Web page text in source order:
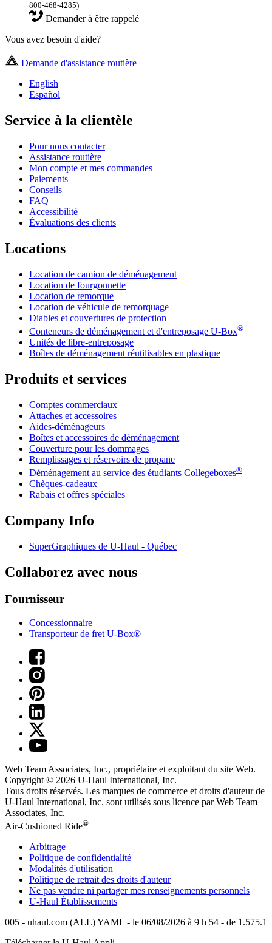
800-468-4285)
Demander à être rappelé
Vous avez besoin d'aide?
Demande d'assistance routière
English
Español
Service à la clientèle
Pour nous contacter
Assistance routière
Mon compte et mes commandes
Paiements
Conseils
FAQ
Accessibilité
Évaluations des clients
Locations
Location de camion de déménagement
Location de fourgonnette
Location de remorque
Location de véhicule de remorquage
Diables et couvertures de protection
Conteneurs de déménagement et d'entreposage U-Box®
Unités de libre-entreposage
Boîtes de déménagement réutilisables en plastique
Produits et services
Comptes commerciaux
Attaches et accessoires
Aides-déménageurs
Boîtes et accessoires de déménagement
Couverture pour les dommages
Remplissages et réservoirs de propane
Déménagement au service des étudiants Collegeboxes®
Chèques-cadeaux
Rabais et offres spéciales
Company Info
SuperGraphiques de U-Haul - Québec
Collaborez avec nous
Fournisseur
Concessionnaire
Transporteur de fret U-Box®
Web Team Associates, Inc., propriétaire et exploitant du site Web.
Copyright © 2026 U-Haul International, Inc.
Tous droits réservés. Les marques de commerce et droits d'auteur de
U-Haul International, Inc. sont utilisés sous licence par Web Team
Associates, Inc.
Air-Cushioned Ride®
Arbitrage
Politique de confidentialité
Modalités d'utilisation
Politique de retrait des droits d'auteur
Ne pas vendre ni partager mes renseignements personnels
U-Haul Établissements
005 - uhaul.com (ALL) YAML - le 06/08/2026 à 9 h 54 - de 1.575.1